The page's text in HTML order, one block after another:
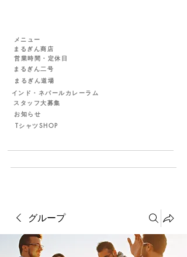
メニュー
まるぎん商店
営業時間・定休日
まるぎん二号
まるぎん道場
インド・ネパールカレーラム
スタッフ大募集
お知らせ
TシャツSHOP
グループ